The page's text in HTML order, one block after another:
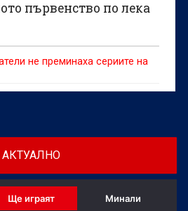
първенство по лека
не преминаха сериите на
АКТУАЛНО
Ще играят Минали